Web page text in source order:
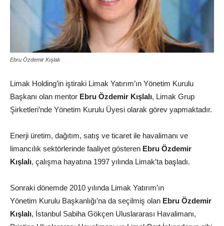
Ebru Özdemir Kışlalı
Limak Holding’in iştiraki Limak Yatırım’ın Yönetim Kurulu
Başkanı olan mentor Ebru Özdemir Kışlalı, Limak Grup
Şirketleri’nde Yönetim Kurulu Üyesi olarak görev yapmaktadır.
Enerji üretim, dağıtım, satış ve ticaret ile havalimanı ve
limancılık sektörlerinde faaliyet gösteren Ebru Özdemir
Kışlalı, çalışma hayatına 1997 yılında Limak’ta başladı.
Sonraki dönemde 2010 yılında Limak Yatırım’ın
Yönetim Kurulu Başkanlığı’na da seçilmiş olan Ebru Özdemir
Kışlalı, İstanbul Sabiha Gökçen Uluslararası Havalimanı,